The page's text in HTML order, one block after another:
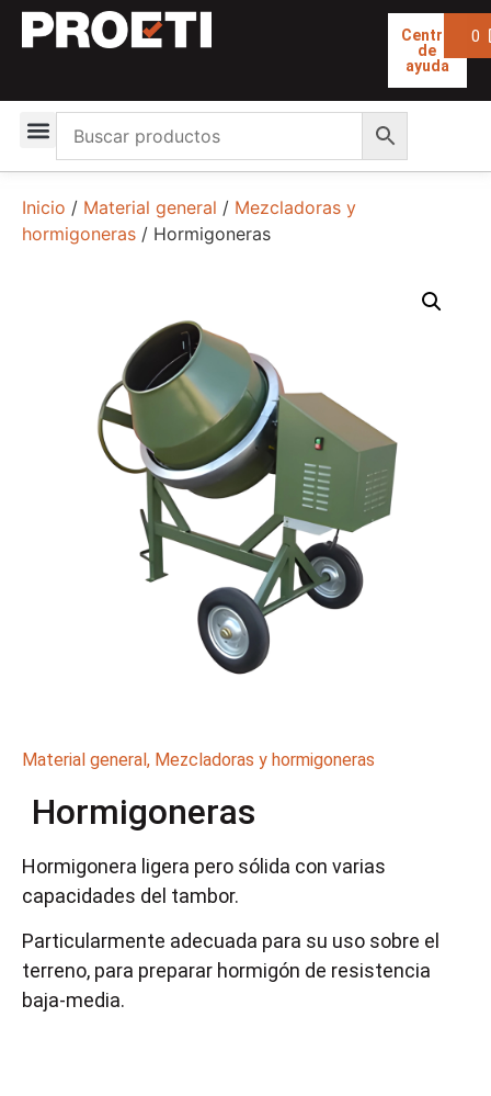
Centro
de
ayuda
0
Inicio / Material general / Mezcladoras y
hormigoneras / Hormigoneras
Material general, Mezcladoras y hormigoneras
Hormigoneras
Hormigonera ligera pero sólida con varias
capacidades del tambor.
Particularmente adecuada para su uso sobre el
terreno, para preparar hormigón de resistencia
baja-media.